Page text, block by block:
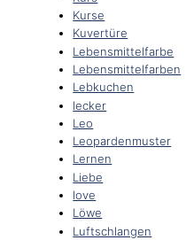
Kurse
Kuvertüre
Lebensmittelfarbe
Lebensmittelfarben
Lebkuchen
lecker
Leo
Leopardenmuster
Lernen
Liebe
love
Löwe
Luftschlangen